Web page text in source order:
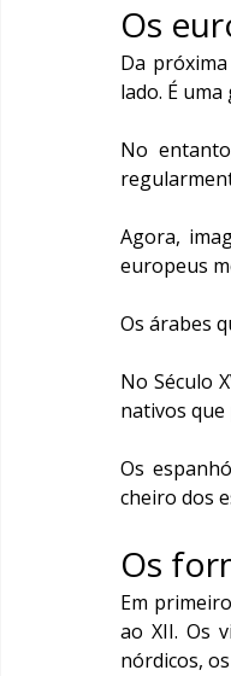
Os
Da
lado. É
No
Agora,
europeus
Os árabes
No Século
nativos
Os
cheiro dos
Os
Em
ao XII. Os
nórdicos,